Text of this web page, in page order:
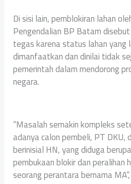
Di sisi lain, pemblokiran lahan
Pengendalian BP Batam
tegas karena status lahan yang
dimanfaatkan dan dinilai tidak
pemerintah dalam mendorong
negara.
“Masalah semakin kompleks
adanya calon pembeli, PT
berinisial HN, yang diduga
pembukaan blokir dan peralihan
seorang perantara bernama